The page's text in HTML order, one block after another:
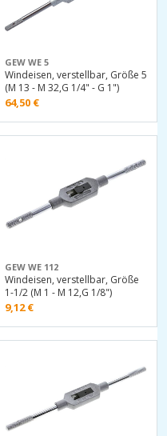
GEW WE 5
Windeisen, verstellbar, Größe 5
(M 13 - M 32,G 1/4" - G 1")
64,50 €
GEW WE 112
Windeisen, verstellbar, Größe
1-1/2 (M 1 - M 12,G 1/8")
9,12€